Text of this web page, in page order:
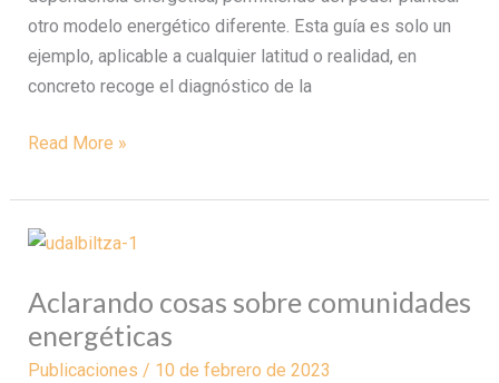
otro modelo energético diferente. Esta guía es solo un
ejemplo, aplicable a cualquier latitud o realidad, en
concreto recoge el diagnóstico de la
Read More »
Aclarando cosas sobre comunidades
energéticas
Publicaciones / 10 de febrero de 2023
Aclarando
sobre
comunidades
energéticas